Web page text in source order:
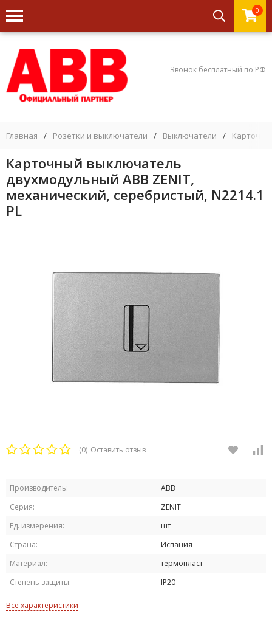
0
Звонок бесплатный по РФ
Главная / Розетки и выключатели / Выключатели /
Карточный выключатель
двухмодульный ABB ZENIT,
механический, серебристый, N2214.1
PL
(0) Оставить отзыв
Производитель:
ABB
Серия:
ZENIT
Ед. измерения:
шт
Страна:
Испания
Материал:
термопласт
Степень защиты:
IP20
Все характеристики